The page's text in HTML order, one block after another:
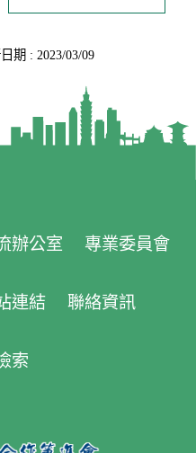
期 : 2023/03/09
辦公室 專業委員會
連結 聯絡資訊
索